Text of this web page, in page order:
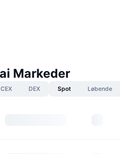
Markeder
CEX DEX Spot Løbende